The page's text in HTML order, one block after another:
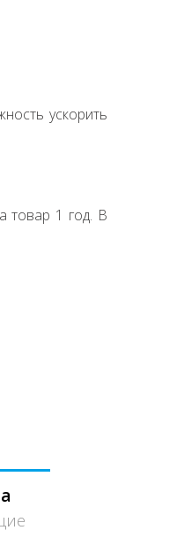
ускорить
товар 1 год. В